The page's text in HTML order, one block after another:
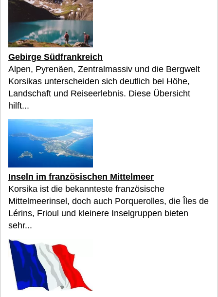
Gebirge Südfrankreich
Alpen, Pyrenäen, Zentralmassiv und die Bergwelt
Korsikas unterscheiden sich deutlich bei Höhe,
Landschaft und Reiseerlebnis. Diese Übersicht
hilft...
Inseln im französischen Mittelmeer
Korsika ist die bekannteste französische
Mittelmeerinsel, doch auch Porquerolles, die Îles de
Lérins, Frioul und kleinere Inselgruppen bieten
sehr...